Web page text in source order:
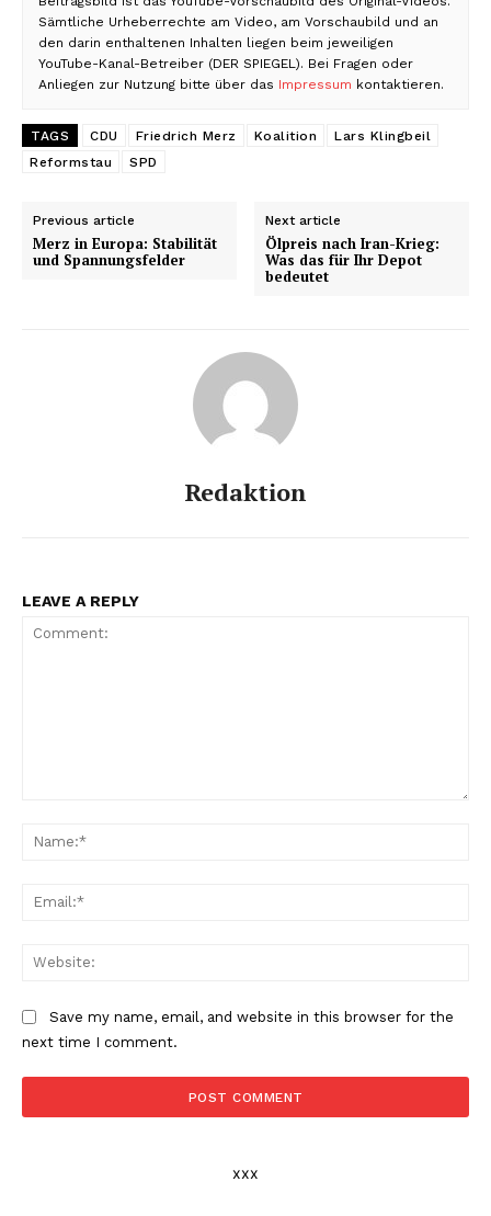
Sämtliche Urheberrechte am Video, am Vorschaubild und an
den darin enthaltenen Inhalten liegen beim jeweiligen
YouTube-Kanal-Betreiber (DER SPIEGEL). Bei Fragen oder
Anliegen zur Nutzung bitte über das Impressum kontaktieren.
TAGS CDU Friedrich Merz Koalition
Lars Klingbeil
Reformstau
SPD
Previous article
Merz in Europa: Stabilität
und Spannungsfelder
Next article
Ölpreis nach Iran-Krieg:
Was das für Ihr Depot
bedeutet
Redaktion
LEAVE A REPLY
Save my name, email, and website in this browser for the
next time I comment.
xxx